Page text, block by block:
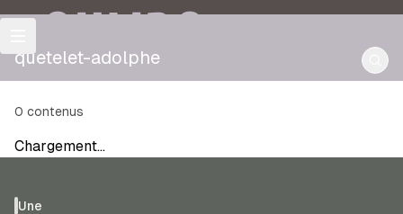
OULIPO
quetelet-adolphe
0 contenus
Chargement…
Une